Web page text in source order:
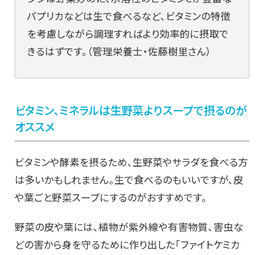
パプリカなどは生で食べるなど、ビタミンの特徴
を考慮しながら調理すればより効率的に摂取で
きるはずです。（管理栄養士・佐藤樹里さん）
ビタミン、ミネラルは生野菜よりスープで摂るのが
オススメ
ビタミンや酵素を摂るため、生野菜やサラダを食べる方
は多いかもしれません。生で食べるのもいいですが、皮
や葉ごと野菜スープにするのがおすすめです。
野菜の皮や葉には、植物が紫外線や有害物質、害虫な
どの害から身を守るために作り出した「ファイトケミカ